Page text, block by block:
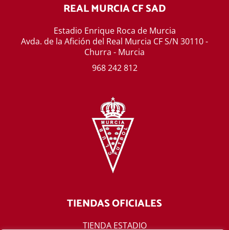
REAL MURCIA CF SAD
Estadio Enrique Roca de Murcia
Avda. de la Afición del Real Murcia CF S/N 30110 -
Churra - Murcia
968 242 812
TIENDAS OFICIALES
TIENDA ESTADIO